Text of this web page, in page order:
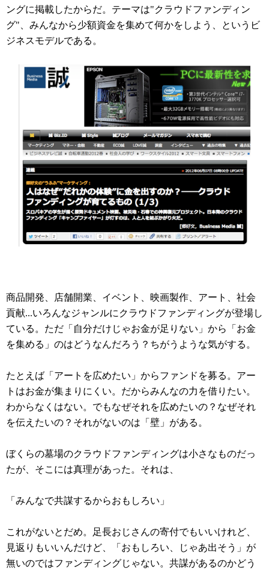
ングに掲載したからだ。テーマは"クラウドファンディン
グ"、みんなから少額資金を集めて何かをしよう、というビ
ジネスモデルである。
商品開発、店舗開業、イベント、映画製作、アート、社会
貢献...いろんなジャンルにクラウドファンディングが登場し
ている。ただ「自分だけじゃお金が足りない」から「お金
を集める」のはどうなんだろう？ちがうような気がする。
たとえば「アートを広めたい」からファンドを募る。アー
トはお金が集まりにくい。だからみんなの力を借りたい。
わからなくはない。でもなぜそれを広めたいの？なぜそれ
を伝えたいの？それがないのは「壁」がある。
ぼくらの墓場のクラウドファンディングは小さなものだっ
たが、そこには真理があった。それは、
「みんなで共謀するからおもしろい」
これがないとだめ。足長おじさんの寄付でもいいけれど、
見返りもいいんだけど、「おもしろい、じゃあ出そう」が
無いのではファンディングじゃない。共謀があるのかどう